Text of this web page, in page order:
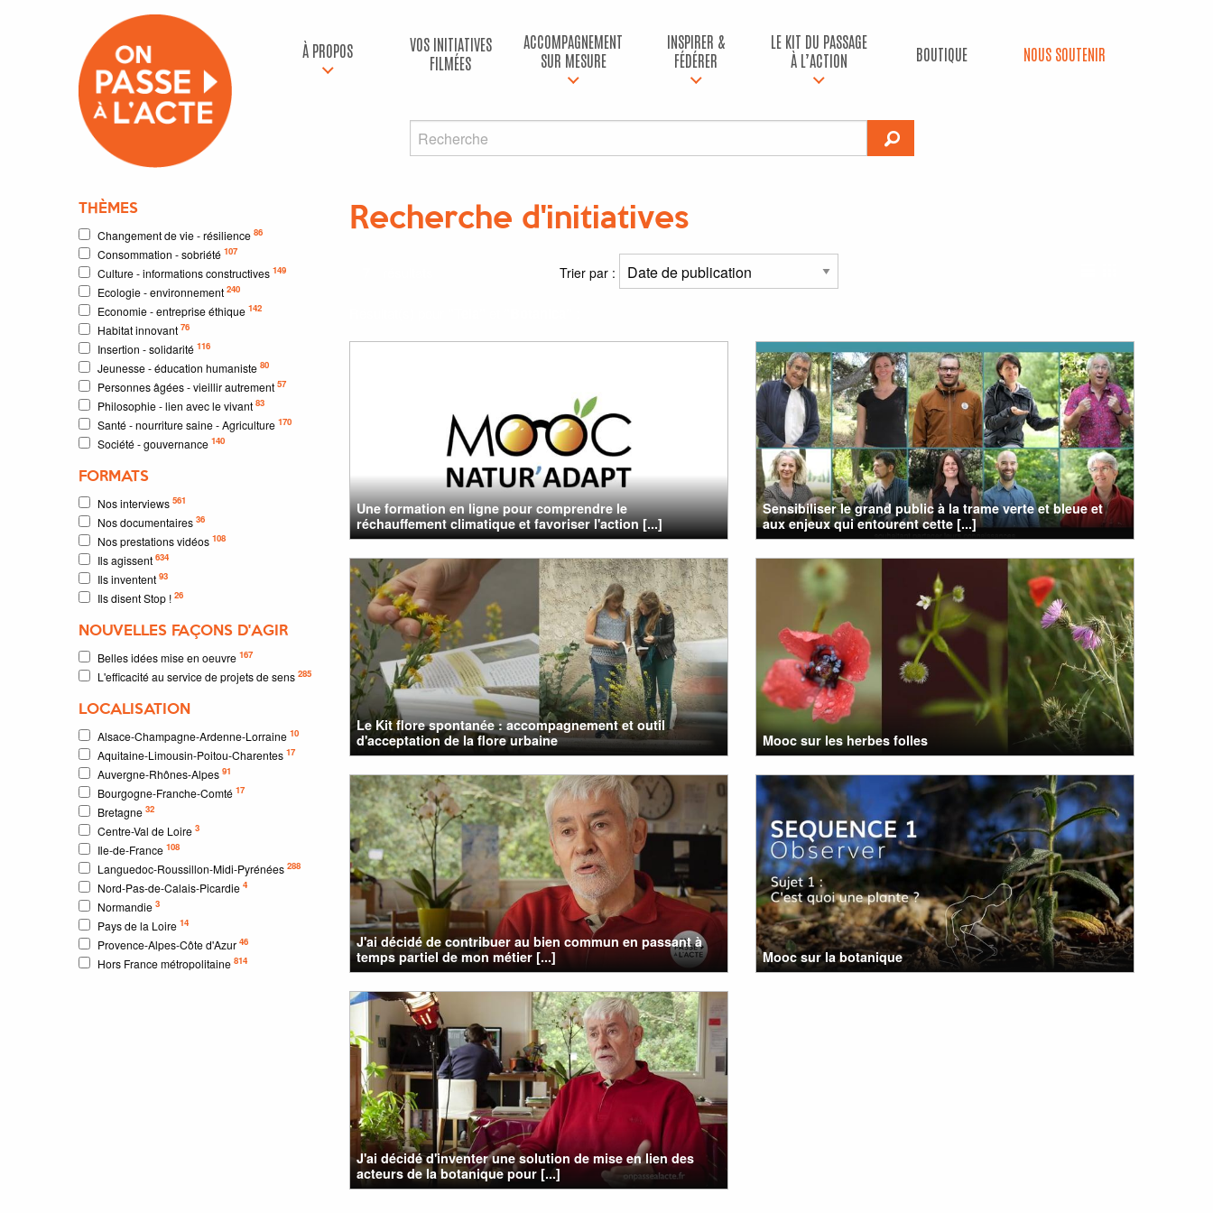
À PROPOS
VOS INITIATIVES
FILMÉES
ACCOMPAGNEMENT
SUR MESURE
INSPIRER &
FÉDÉRER
LE KIT DU PASSAGE
À L’ACTION
BOUTIQUE NOUS SOUTENIR
THÈMES
Changement de vie - résilience 86
Consommation - sobriété 107
Culture - informations constructives 149
Ecologie - environnement 240
Economie - entreprise éthique 142
Habitat innovant 76
Insertion - solidarité 116
Jeunesse - éducation humaniste 80
Personnes âgées - vieillir autrement 57
Philosophie - lien avec le vivant 83
Santé - nourriture saine - Agriculture 170
Société - gouvernance 140
FORMATS
Nos interviews 561
Nos documentaires 36
Nos prestations vidéos 108
Ils agissent 634
Ils inventent 93
Ils disent Stop ! 26
NOUVELLES FAÇONS D'AGIR
Belles idées mise en oeuvre 167
L'efficacité au service de projets de sens 285
LOCALISATION
Alsace-Champagne-Ardenne-Lorraine 10
Aquitaine-Limousin-Poitou-Charentes 17
Auvergne-Rhônes-Alpes 91
Bourgogne-Franche-Comté 17
Bretagne 32
Centre-Val de Loire 3
Ile-de-France 108
Languedoc-Roussillon-Midi-Pyrénées 288
Nord-Pas-de-Calais-Picardie 4
Normandie 3
Pays de la Loire 14
Provence-Alpes-Côte d'Azur 46
Hors France métropolitaine 814
Recherche d'initiatives
Trier par :
Une formation en ligne pour comprendre le
réchauffement climatique et favoriser l'action [...]
Sensibiliser le grand public à la trame verte et bleue et
aux enjeux qui entourent cette [...]
Le Kit flore spontanée : accompagnement et outil
d'acceptation de la flore urbaine
Mooc sur les herbes folles
J'ai décidé de contribuer au bien commun en passant à
temps partiel de mon métier [...]
Mooc sur la botanique
J'ai décidé d'inventer une solution de mise en lien des
acteurs de la botanique pour [...]